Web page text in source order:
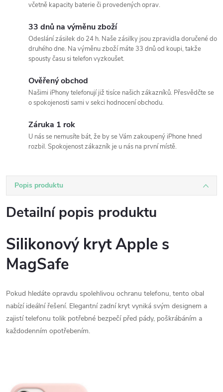
včetně kapacity baterie či provedených oprav.
33 dnů na výměnu zboží
Odeslání zásilek do 24 h. Naše zásilky jsou zpravidla doručené do
druhého dne. Na výměnu zboží máte 33 dnů od koupi, takže
spousty času si telefon vyzkoušet.
Ověřený obchod
Našimi iPhony telefonují již tisíce našich zákazníků. Přesvědčte se
o spokojenosti sami v sekci hodnocení obchodu.
Záruka 1 rok
U nás se nemusíte bát, že by se Vám zakoupený iPhone hned
rozbil. Spokojenost zákazník je u nás na první místě.
Popis produktu
Detailní popis produktu
Silikonový kryt Apple s
MagSafe
Pokud hledáte opravdu spolehlivou ochranu telefonu, tento obal
nabízí ideální řešení. Elegantní zadní kryt vyniká svým designem a
zajistí telefonu tolik potřebné bezpečí před pády, poškrábáním a
každodenním opotřebením.